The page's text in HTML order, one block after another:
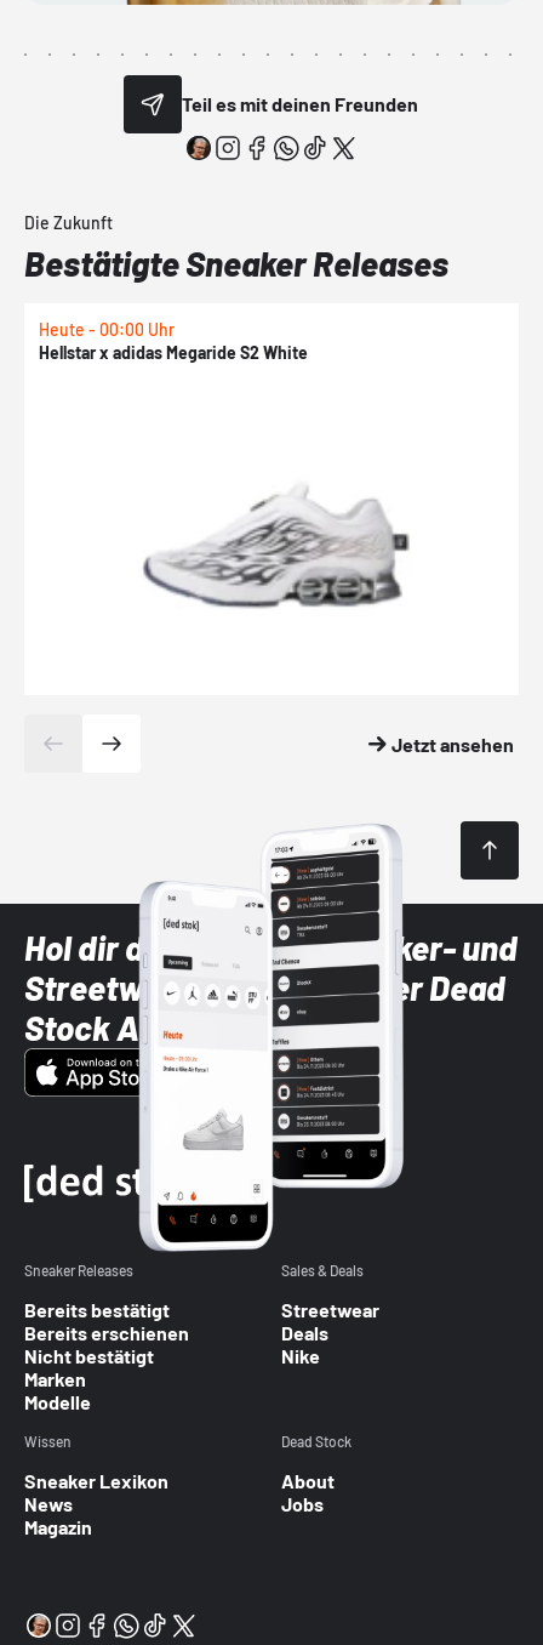
Teil es mit deinen Freunden
Die Zukunft
Bestätigte Sneaker Releases
Heute - 00:00 Uhr
Hellstar x adidas Megaride S2 White
Jetzt ansehen
Hol dir die neuesten Sneaker- und
Streetwear-Brands mit der Dead
Stock App
Sneaker Releases
Bereits bestätigt
Bereits erschienen
Nicht bestätigt
Marken
Modelle
Sales & Deals
Streetwear
Deals
Nike
Wissen
Sneaker Lexikon
News
Magazin
Dead Stock
About
Jobs